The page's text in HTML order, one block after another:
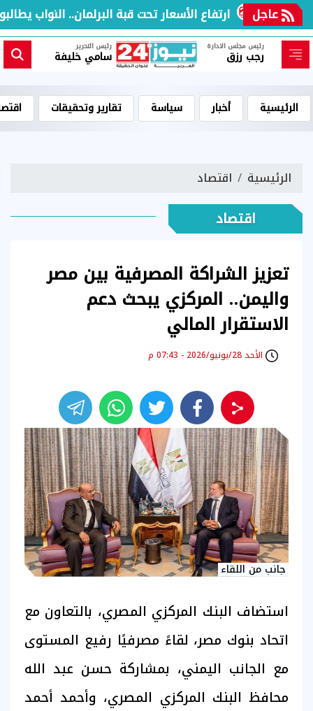
عاجل ارتفاع الأسعار تحت قبة البرلمان.. النواب
رئيس مجلس الادارة
رجب رزق
رئيس التحرير
سامي خليفة
الرئيسية أخبار سياسة تقارير وتحقيقات
الرئيسية اقتصاد
اقتصاد
تعزيز الشراكة المصرفية بين مصر
واليمن.. المركزي يبحث دعم
الاستقرار المالي
الأحد 28/يونيو/2026 - 07:43 م
جانب من اللقاء
استضاف البنك المركزي المصري، بالتعاون مع
اتحاد بنوك مصر، لقاءً مصرفيًا رفيع المستوى
مع الجانب اليمني، بمشاركة حسن عبد الله
محافظ البنك المركزي المصري، وأحمد أحمد